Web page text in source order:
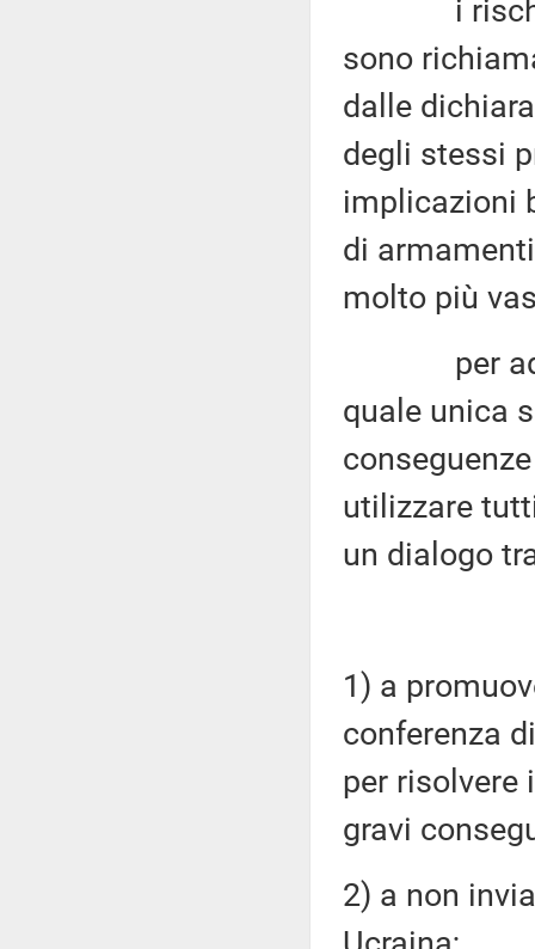
i
sono
dalle
degli stessi
implicazioni
di
molto più
per
quale unica
utilizzare
un dialogo
1) a
conferenza
per risolvere
gravi
2) a non